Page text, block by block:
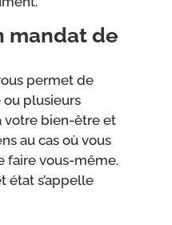
mandat de
permet de
ou plusieurs
votre bien-être et
au cas où vous
faire vous-même.
état s’appelle